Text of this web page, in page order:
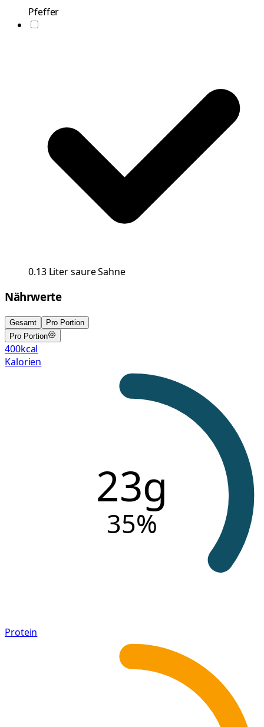
Pfeffer
0.13 Litersaure Sahne
Nährwerte
Gesamt
Pro Portion
Pro Portion
400kcal
Kalorien
23g
35%
Protein